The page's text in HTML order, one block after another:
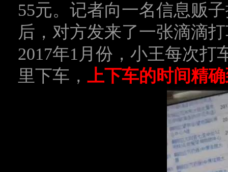
55元。记者向一名信息贩
后，对方发来了一张滴滴
2017年1月份，小王每次
里下车， 上下车的时间精